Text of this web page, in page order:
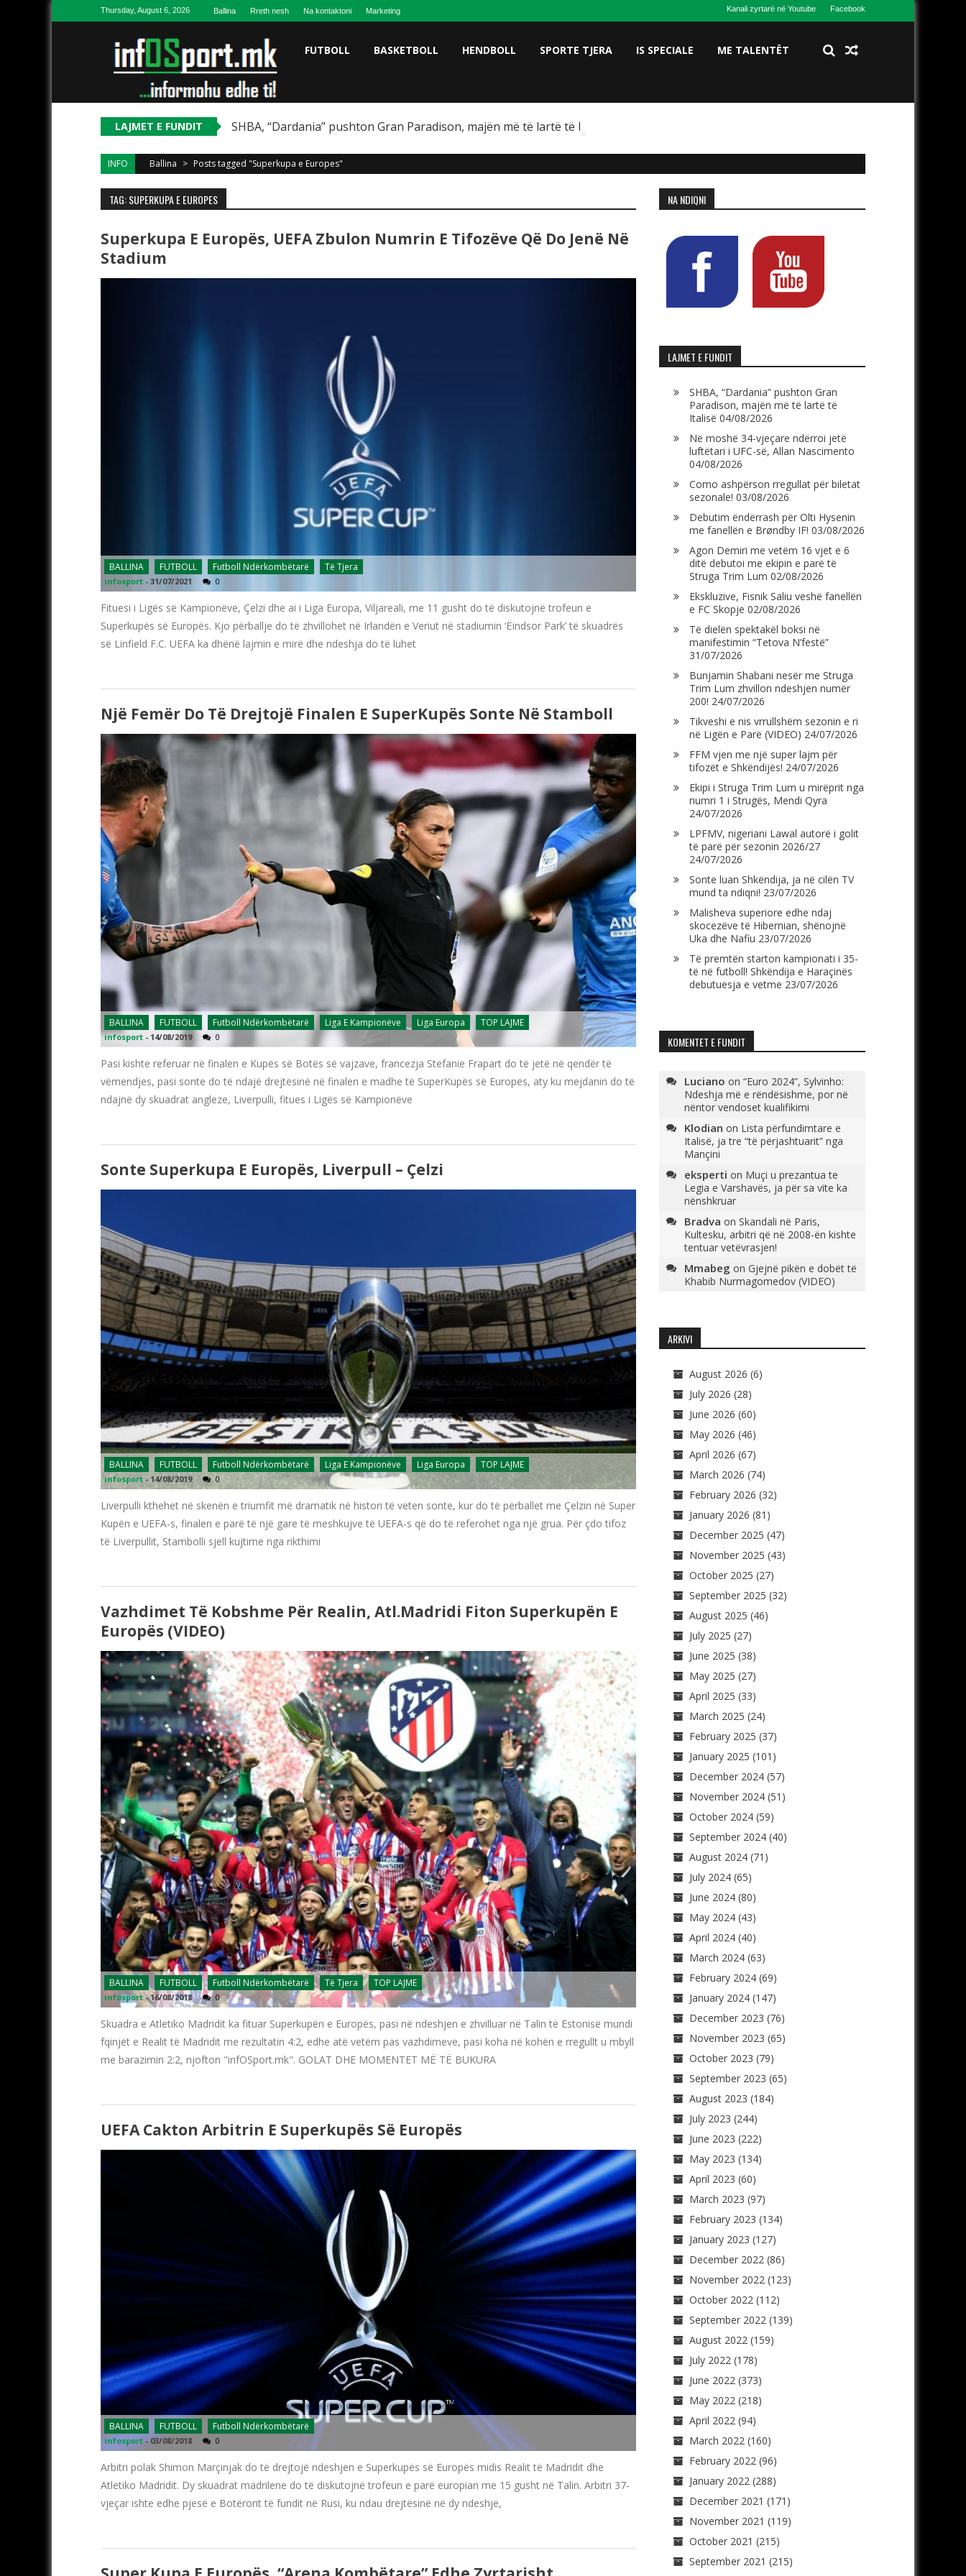
Skip to contentThursday, August 6, 2026 Ballina Rreth nesh Na kontaktoni Marketing Kanali zyrtarë në Youtube Facebook
FUTBOLL BASKETBOLL HENDBOLL SPORTE TJERA IS SPECIALE ME TALENTËT
LAJMET E FUNDIT SHBA, “Dardania” pushton Gran Paradison, majën më të lartë të Italisë
INFO Ballina > Posts tagged "Superkupa e Europes"
TAG: SUPERKUPA E EUROPES
Superkupa E Europës, UEFA Zbulon Numrin E Tifozëve Që Do Jenë Në
Stadium
BALLINA FUTBOLL Futboll Ndërkombëtarë Të Tjera
infosport - 31/07/2021 0
Fituesi i Ligës së Kampionëve, Çelzi dhe ai i Liga Europa, Viljareali, me 11 gusht do të diskutojnë trofeun e
Superkupës së Europës. Kjo përballje do të zhvillohet në Irlandën e Veriut në stadiumin ‘Ëindsor Park’ të skuadrës
së Linfield F.C. UEFA ka dhënë lajmin e mirë dhe ndeshja do të luhet
Një Femër Do Të Drejtojë Finalen E SuperKupës Sonte Në Stamboll
BALLINA FUTBOLL Futboll Ndërkombëtarë Liga E Kampionëve Liga Europa TOP LAJME
infosport - 14/08/2019 0
Pasi kishte referuar në finalen e Kupës së Botës së vajzave, francezja Stefanie Frapart do të jetë në qendër të
vëmendjes, pasi sonte do të ndajë drejtësinë në finalen e madhe të SuperKupës së Europës, aty ku mejdanin do të
ndajnë dy skuadrat angleze, Liverpulli, fitues i Ligës së Kampionëve
Sonte Superkupa E Europës, Liverpull – Çelzi
BALLINA FUTBOLL Futboll Ndërkombëtarë Liga E Kampionëve Liga Europa TOP LAJME
infosport - 14/08/2019 0
Liverpulli kthehet në skenën e triumfit më dramatik në histori të veten sonte, kur do të përballet me Çelzin në Super
Kupën e UEFA-s, finalen e parë të një gare të meshkujve të UEFA-s që do të referohet nga një grua. Për çdo tifoz
të Liverpullit, Stambolli sjell kujtime nga rikthimi
Vazhdimet Të Kobshme Për Realin, Atl.Madridi Fiton Superkupën E
Europës (VIDEO)
BALLINA FUTBOLL Futboll Ndërkombëtarë Të Tjera TOP LAJME
infosport -16/08/2018 0
Skuadra e Atletiko Madridit ka fituar Superkupën e Europës, pasi në ndeshjen e zhvilluar në Talin të Estonisë mundi
fqinjët e Realit të Madridit me rezultatin 4:2, edhe atë vetëm pas vazhdimeve, pasi koha në kohën e rregullt u mbyll
me barazimin 2:2, njofton "infOSport.mk". GOLAT DHE MOMENTET MË TË BUKURA
UEFA Cakton Arbitrin E Superkupës Së Europës
BALLINA FUTBOLL Futboll Ndërkombëtarë
infosport -03/08/2018 0
Arbitri polak Shimon Marçinjak do të drejtojë ndeshjen e Superkupës së Europës midis Realit të Madridit dhe
Atletiko Madridit. Dy skuadrat madrilene do të diskutojnë trofeun e parë europian me 15 gusht në Talin. Arbitri 37-
vjeçar ishte edhe pjesë e Botërorit të fundit në Rusi, ku ndau drejtësinë në dy ndeshje,
NA NDIQNI
LAJMET E FUNDIT
SHBA, “Dardania” pushton Gran
Paradison, majën më të lartë të
Italisë 04/08/2026
Në moshë 34-vjeçare ndërroi jetë
luftëtari i UFC-së, Allan Nascimento
04/08/2026
Como ashpërson rregullat për biletat
sezonale! 03/08/2026
Debutim ëndërrash për Olti Hysenin
me fanellën e Brøndby IF! 03/08/2026
Agon Demiri me vetëm 16 vjet e 6
ditë debutoi me ekipin e parë të
Struga Trim Lum 02/08/2026
Ekskluzive, Fisnik Saliu veshë fanellën
e FC Skopje 02/08/2026
Të dielën spektakël boksi në
manifestimin “Tetova N’festë”
31/07/2026
Bunjamin Shabani nesër me Struga
Trim Lum zhvillon ndeshjen numër
200! 24/07/2026
Tikveshi e nis vrrullshëm sezonin e ri
në Ligën e Parë (VIDEO) 24/07/2026
FFM vjen me një super lajm për
tifozët e Shkëndijës! 24/07/2026
Ekipi i Struga Trim Lum u mirëprit nga
numri 1 i Strugës, Mendi Qyra
24/07/2026
LPFMV, nigeriani Lawal autorë i golit
të parë për sezonin 2026/27
24/07/2026
Sonte luan Shkëndija, ja në cilën TV
mund ta ndiqni! 23/07/2026
Malisheva superiore edhe ndaj
skocezëve të Hibernian, shënojnë
Uka dhe Nafiu 23/07/2026
Të premtën starton kampionati i 35-
të në futboll! Shkëndija e Haraçinës
debutuesja e vetme 23/07/2026
KOMENTET E FUNDIT
Luciano on “Euro 2024”, Sylvinho:
Ndeshja më e rëndësishme, por në
nëntor vendoset kualifikimi
Klodian on Lista përfundimtare e
Italisë, ja tre “të përjashtuarit” nga
Mançini
eksperti on Muçi u prezantua te
Legia e Varshavës, ja për sa vite ka
nënshkruar
Bradva on Skandali në Paris,
Kultesku, arbitri që në 2008-ën kishte
tentuar vetëvrasjen!
Mmabeg on Gjejnë pikën e dobët të
Khabib Nurmagomedov (VIDEO)
ARKIVI
August 2026 (6)
July 2026 (28)
June 2026 (60)
May 2026 (46)
April 2026 (67)
March 2026 (74)
February 2026 (32)
January 2026 (81)
December 2025 (47)
November 2025 (43)
October 2025 (27)
September 2025 (32)
August 2025 (46)
July 2025 (27)
June 2025 (38)
May 2025 (27)
April 2025 (33)
March 2025 (24)
February 2025 (37)
January 2025 (101)
December 2024(57)
November 2024(51)
October 2024(59)
September 2024(40)
August 2024(71)
July 2024(65)
June 2024(80)
May 2024(43)
April 2024(40)
March 2024(63)
February 2024(69)
January 2024(147)
December 2023 (76)
November 2023 (65)
October 2023 (79)
September 2023 (65)
August 2023 (184)
July 2023 (244)
June 2023 (222)
May 2023 (134)
April 2023 (60)
March 2023 (97)
February 2023 (134)
January 2023 (127)
December 2022(86)
November 2022(123)
October 2022(112)
September 2022(139)
August 2022(159)
July 2022(178)
June 2022(373)
May 2022(218)
April 2022(94)
March 2022(160)
February 2022(96)
January 2022(288)
December 2021 (171)
November 2021 (119)
October 2021 (215)
September 2021 (215)